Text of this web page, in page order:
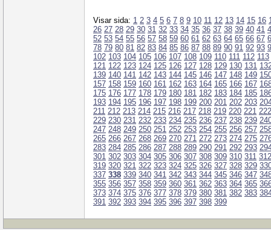
Visar sida: 1 2 3 4 5 6 7 8 9 10 11 12 13 14 15 16
26 27 28 29 30 31 32 33 34 35 36 37 38 39 40 41
52 53 54 55 56 57 58 59 60 61 62 63 64 65 66 67
78 79 80 81 82 83 84 85 86 87 88 89 90 91 92 93
102 103 104 105 106 107 108 109 110 111 112 113
121 122 123 124 125 126 127 128 129 130 131
139 140 141 142 143 144 145 146 147 148 149
157 158 159 160 161 162 163 164 165 166 167
175 176 177 178 179 180 181 182 183 184 185
193 194 195 196 197 198 199 200 201 202 203
211 212 213 214 215 216 217 218 219 220 221 222
229 230 231 232 233 234 235 236 237 238 239
247 248 249 250 251 252 253 254 255 256 257
265 266 267 268 269 270 271 272 273 274 275
283 284 285 286 287 288 289 290 291 292 293
301 302 303 304 305 306 307 308 309 310 311 312
319 320 321 322 323 324 325 326 327 328 329
337 338 339 340 341 342 343 344 345 346 347
355 356 357 358 359 360 361 362 363 364 365
373 374 375 376 377 378 379 380 381 382 383
391 392 393 394 395 396 397 398 399